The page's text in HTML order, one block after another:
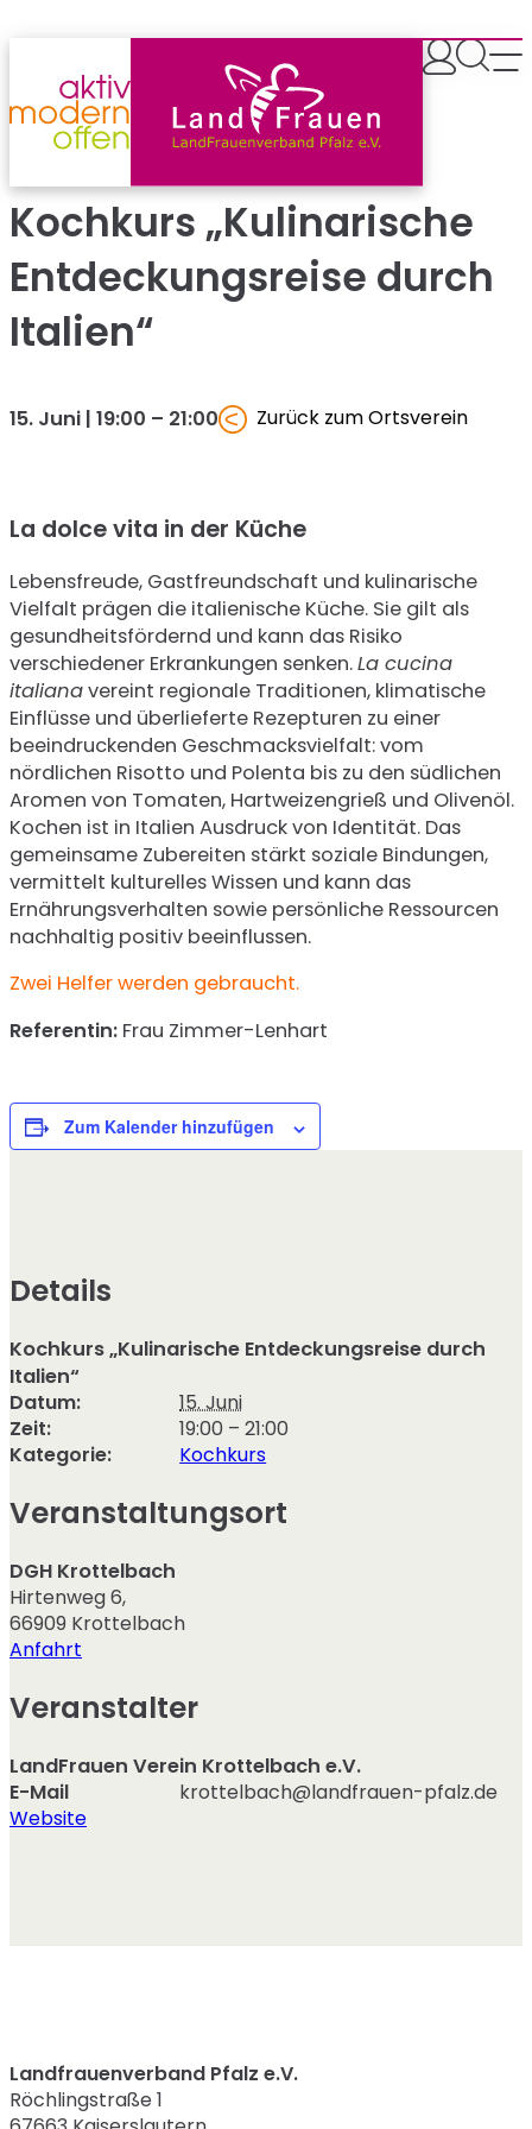
springen
Kochkurs „Kulinarische
Entdeckungsreise durch
Italien“
15. Juni | 19:00 – 21:00 Zurück zum Ortsverein
La dolce vita in der Küche
Lebensfreude, Gastfreundschaft und kulinarische
Vielfalt prägen die italienische Küche. Sie gilt als
gesundheitsfördernd und kann das Risiko
verschiedener Erkrankungen senken.La cucina
italianavereint regionale Traditionen, klimatische
Einflüsse und überlieferte Rezepturen zu einer
beeindruckenden Geschmacksvielfalt: vom
nördlichen Risotto und Polenta bis zu den südlichen
Aromen von Tomaten, Hartweizengrieß und Olivenöl.
Kochen ist in Italien Ausdruck von Identität. Das
gemeinsame Zubereiten stärkt soziale Bindungen,
vermittelt kulturelles Wissen und kann das
Ernährungsverhalten sowie persönliche Ressourcen
nachhaltig positiv beeinflussen.
Zwei Helfer werden gebraucht.
Referentin: Frau Zimmer-Lenhart
Zum Kalender hinzufügen
Details
Kochkurs „Kulinarische Entdeckungsreise durch
Italien“
Datum:
15. Juni
Zeit:
19:00 – 21:00
Kategorie:
Kochkurs
Veranstaltungsort
DGH Krottelbach
Hirtenweg 6,
66909 Krottelbach
Anfahrt
Veranstalter
LandFrauen Verein Krottelbach e.V.
E-Mail
krottelbach@landfrauen-pfalz.de
Website
Landfrauenverband Pfalz e.V.
Röchlingstraße 1